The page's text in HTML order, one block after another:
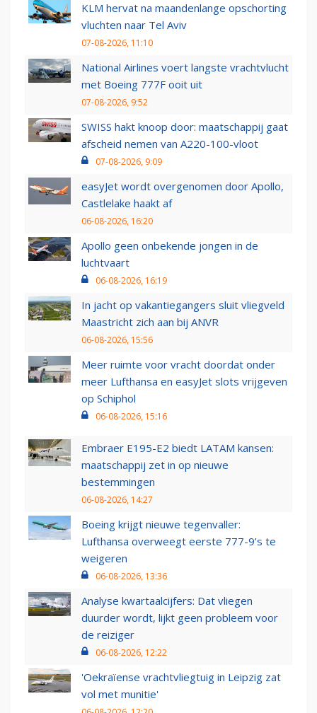
KLM hervat na maandenlange opschorting
vluchten naar Tel Aviv
07-08-2026, 11:10
National Airlines voert langste vrachtvlucht
met Boeing 777F ooit uit
07-08-2026, 9:52
SWISS hakt knoop door: maatschappij gaat
afscheid nemen van A220-100-vloot
07-08-2026, 9:09
easyJet wordt overgenomen door Apollo,
Castlelake haakt af
06-08-2026, 16:20
Apollo geen onbekende jongen in de
luchtvaart
06-08-2026, 16:19
In jacht op vakantiegangers sluit vliegveld
Maastricht zich aan bij ANVR
06-08-2026, 15:56
Meer ruimte voor vracht doordat onder
meer Lufthansa en easyJet slots vrijgeven
op Schiphol
06-08-2026, 15:16
Embraer E195-E2 biedt LATAM kansen:
maatschappij zet in op nieuwe
bestemmingen
06-08-2026, 14:27
Boeing krijgt nieuwe tegenvaller:
Lufthansa overweegt eerste 777-9’s te
weigeren
06-08-2026, 13:36
Analyse kwartaalcijfers: Dat vliegen
duurder wordt, lijkt geen probleem voor
de reiziger
06-08-2026, 12:22
'Oekraïense vrachtvliegtuig in Leipzig zat
vol met munitie'